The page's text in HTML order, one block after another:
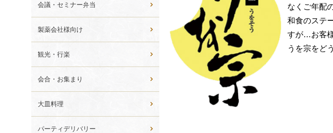
なくご年配
和食のステ
すが…お客
うを宗をど
会議・セミナー弁当
製薬会社様向け
観光・行楽
会合・お集まり
大皿料理
パーティデリバリー